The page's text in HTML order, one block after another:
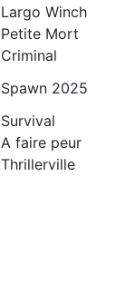
Largo Winch
Petite Mort
Criminal
Spawn 2025
Survival
A faire peur
Thrillerville